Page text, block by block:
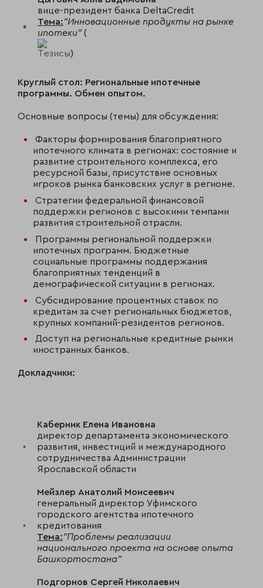
вице-президент банка DeltaСredit
Тема:"Инновационные продукты на рынке
ипотеки" (
Тезисы)
Круглый стол: Региональные ипотечные
программы. Обмен опытом.
Основные вопросы (темы) для обсуждения:
Факторы формирования благоприятного
ипотечного климата в регионах: состояние и
развитие строительного комплекса, его
ресурсной базы, присутствие основных
игроков рынка банковских услуг в регионе.
Стратегии федеральной финансовой
поддержки регионов с высокими темпами
развития строительной отрасли.
Программы региональной поддержки
ипотечных программ. Бюджетные
социальные программы поддержания
благоприятных тенденций в
демографической ситуации в регионах.
Субсидирование процентных ставок по
кредитам за счет региональных бюджетов,
крупных компаний-резидентов регионов.
Доступ на региональные кредитные рынки
иностранных банков.
Докладчики:
Каберник Елена Ивановна
директор департамента экономического
развития, инвестиций и международного
сотрудничества Администрации
Ярославской области
Мейзлер Анатолий Моисеевич
генеральный директор Уфимского
городского агентства ипотечного
кредитования
Тема:"Проблемы реализации
национального проекта на основе опыта
Башкортостана"
Подгорнов Сергей Николаевич